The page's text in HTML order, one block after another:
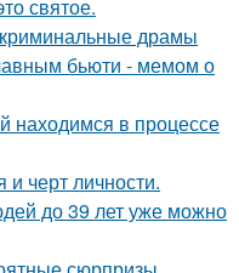
святое.
криминальные драмы
бьюти - мемом о
находимся в процессе
и черт личности.
до 39 лет уже можно